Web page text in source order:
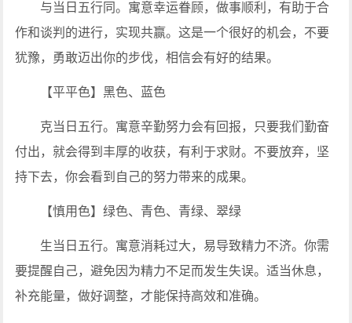
与当日五行同。寓意幸运眷顾，做事顺利，有助于合
作和谈判的进行，实现共赢。这是一个很好的机会，不要
犹豫，勇敢迈出你的步伐，相信会有好的结果。
【平平色】黑色、蓝色
克当日五行。寓意辛勤努力会有回报，只要我们勤奋
付出，就会得到丰厚的收获，有利于求财。不要放弃，坚
持下去，你会看到自己的努力带来的成果。
【慎用色】绿色、青色、青绿、翠绿
生当日五行。寓意消耗过大，易导致精力不济。你需
要提醒自己，避免因为精力不足而发生失误。适当休息，
补充能量，做好调整，才能保持高效和准确。